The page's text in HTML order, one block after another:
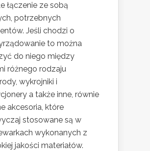
łączenie ze sobą
potrzebnych
Jeśli chodzi o
to można
do niego między
różnego rodzaju
wykrojniki i
a także inne, równie
akcesoria, które
stosowane są w
wykonanych z
jakości materiałów.